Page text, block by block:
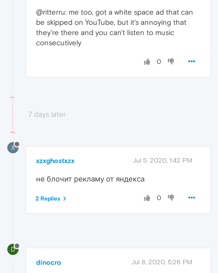
@ritterru: me too, got a white space ad that can
be skipped on YouTube, but it's annoying that
they're there and you can't listen to music
consecutively
0
7 days later
X
xzxghostxzx Jul 5, 2020, 1:42 PM
не блочит рекламу от яндекса
0
2 Replies
D
dinocro Jul 8, 2020, 5:26 PM